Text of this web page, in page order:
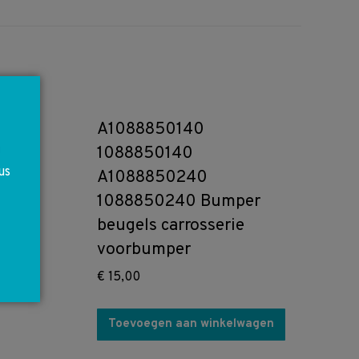
A1088850140
1088850140
A1088850240
1088850240 Bumper
beugels carrosserie
voorbumper
€ 15,00
Toevoegen aan winkelwagen